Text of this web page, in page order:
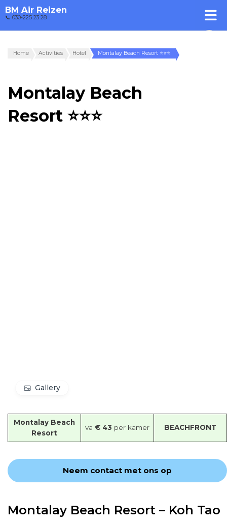
BM Air Reizen
📞 030-225 23 28
Home Activities Hotel Montalay Beach Resort ⭐⭐⭐
Montalay Beach
Resort ⭐⭐⭐
Gallery
Montalay Beach
Resort
va € 43 per kamer BEACHFRONT
Neem contact met ons op
Montalay Beach Resort – Koh Tao